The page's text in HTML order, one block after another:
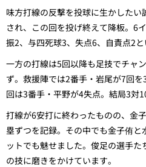
味方打線の反撃を投球に生かした
され、この回を投げ終えて降板。6
振2、与四死球3、失点6、自責点2と
一方の打線は5回以降も足技でチャ
ず。救援陣では2番手・岩尾が7回
回は3番手・平野が4失点。結局3対
打線が6安打に終わったものの、金
塁ずつを記録。その中でも金子侑
ットでも魅せました。俊足の選手
の技に磨きをかけています。